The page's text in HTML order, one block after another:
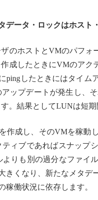
データ・ロックはホスト
のホストとVMのパフ
成したときにVMのアク
pingしたときにはタイム
ップデートが発生し、
。結果としてLUNは短
作成し、そのVMを稼動
ィブであればスナップ
りも別の過分なファイ
きくなり、新たなメタ
稼働状況に依存します。